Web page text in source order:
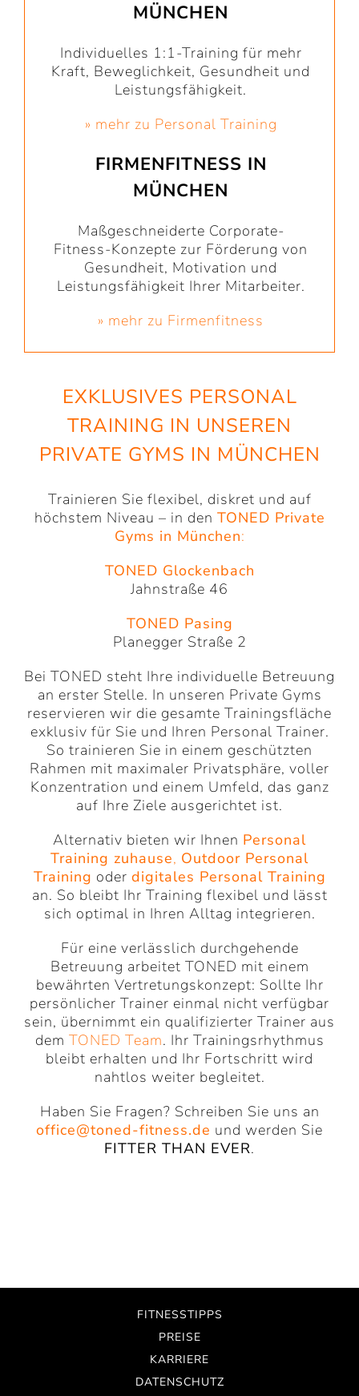
MÜNCHEN
Individuelles 1:1-Training für mehr
Kraft, Beweglichkeit, Gesundheit und
Leistungsfähigkeit.
» mehr zu Personal Training
FIRMENFITNESS IN
MÜNCHEN
Maßgeschneiderte Corporate-
Fitness-Konzepte zur Förderung von
Gesundheit, Motivation und
Leistungsfähigkeit Ihrer Mitarbeiter.
» mehr zu Firmenfitness
EXKLUSIVES PERSONAL
TRAINING IN UNSEREN
PRIVATE GYMS IN MÜNCHEN
Trainieren Sie flexibel, diskret und auf
höchstem Niveau – in den TONED Private
Gyms in München:
TONED Glockenbach
Jahnstraße 46
TONED Pasing
Planegger Straße 2
Bei TONED steht Ihre individuelle Betreuung
an erster Stelle. In unseren Private Gyms
reservieren wir die gesamte Trainingsfläche
exklusiv für Sie und Ihren Personal Trainer.
So trainieren Sie in einem geschützten
Rahmen mit maximaler Privatsphäre, voller
Konzentration und einem Umfeld, das ganz
auf Ihre Ziele ausgerichtet ist.
Alternativ bieten wir Ihnen Personal
Training zuhause, Outdoor Personal
Training oder digitales Personal Training
an. So bleibt Ihr Training flexibel und lässt
sich optimal in Ihren Alltag integrieren.
Für eine verlässlich durchgehende
Betreuung arbeitet TONED mit einem
bewährten Vertretungskonzept: Sollte Ihr
persönlicher Trainer einmal nicht verfügbar
sein, übernimmt ein qualifizierter Trainer aus
dem TONED Team. Ihr Trainingsrhythmus
bleibt erhalten und Ihr Fortschritt wird
nahtlos weiter begleitet.
Haben Sie Fragen? Schreiben Sie uns an
office@toned-fitness.de und werden Sie
FITTER THAN EVER.
FITNESSTIPPS
PREISE
KARRIERE
DATENSCHUTZ